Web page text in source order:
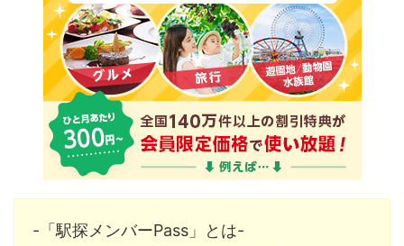
-「駅探メンバーPass」とは-